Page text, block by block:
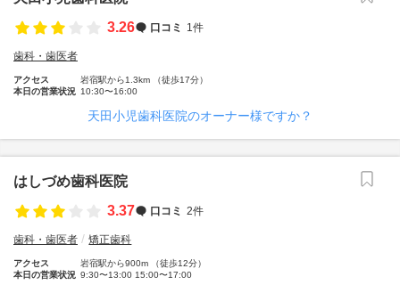
3.26
口コミ 1件
歯科・歯医者
アクセス
岩宿駅から1.3km （徒歩17分）
本日の営業状況 10:30〜16:00
天田小児歯科医院のオーナー様ですか？
はしづめ歯科医院
3.37
口コミ 2件
歯科・歯医者 矯正歯科
アクセス
岩宿駅から900m （徒歩12分）
本日の営業状況 9:30〜13:00 15:00〜17:00